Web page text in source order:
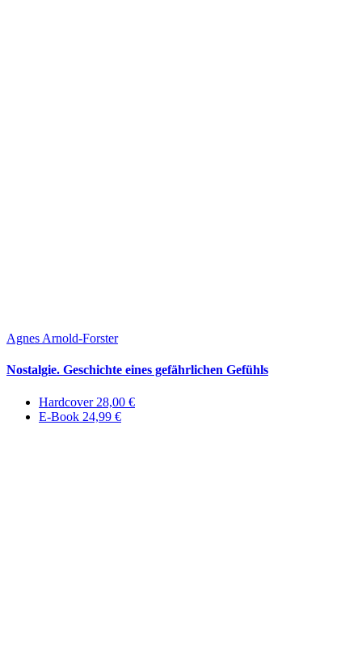
Agnes Arnold-Forster
Nostalgie. Geschichte eines gefährlichen Gefühls
Hardcover 28,00 €
E-Book 24,99 €